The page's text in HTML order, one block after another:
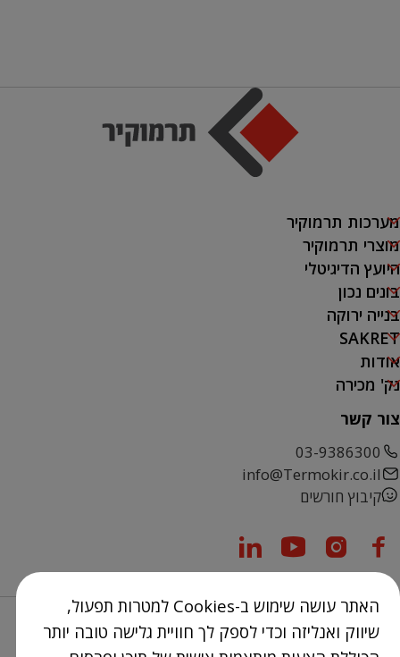
מערכות תרמוקיר
מוצרי תרמוקיר
היועץ הדיגיטלי
בונים נכון
בנייה ירוקה
SAKRET
אודות
נק' מכירה
צור קשר
03-9386300
info@Termokir.co.il
קיבוץ חורשים
Design & Code by elevate
האתר עושה שימוש ב-Cookies למטרות תפעול,
שיווק ואנליזה וכדי לספק לך חוויית גלישה טובה יותר